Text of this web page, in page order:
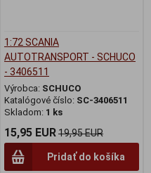
1:72 SCANIA
AUTOTRANSPORT - SCHUCO
- 3406511
Výrobca: SCHUCO
Katalógové číslo: SC-3406511
Skladom: 1 ks
15,95 EUR19,95 EUR
Pridať do košíka